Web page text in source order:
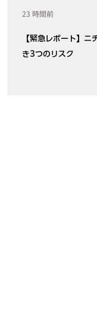
【緊急レポート】ニ
き3つのリスク
23 時間前